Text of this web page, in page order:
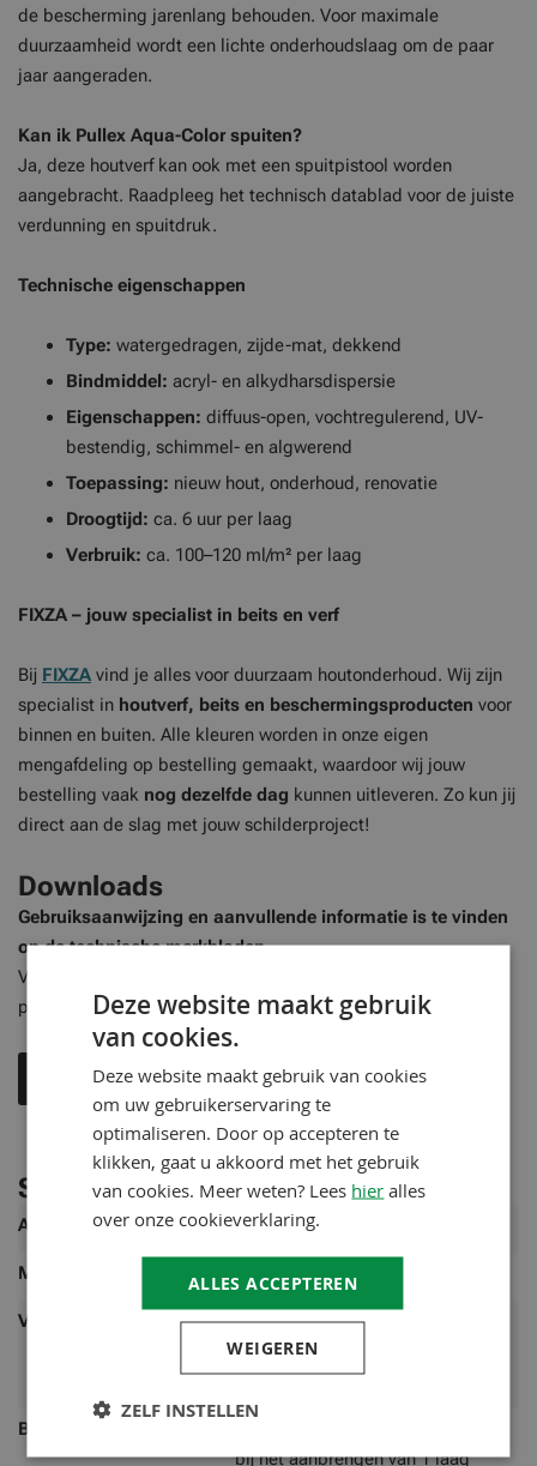
de bescherming jarenlang behouden. Voor maximale
duurzaamheid wordt een lichte onderhoudslaag om de paar
jaar aangeraden.
Kan ik Pullex Aqua-Color spuiten?
Ja, deze houtverf kan ook met een spuitpistool worden
aangebracht. Raadpleeg het technisch datablad voor de juiste
verdunning en spuitdruk.
Technische eigenschappen
Type: watergedragen, zijde-mat, dekkend
Bindmiddel: acryl- en alkydharsdispersie
Eigenschappen: diffuus-open, vochtregulerend, UV-
bestendig, schimmel- en algwerend
Toepassing: nieuw hout, onderhoud, renovatie
Droogtijd: ca. 6 uur per laag
Verbruik: ca. 100–120 ml/m² per laag
FIXZA – jouw specialist in beits en verf
Bij FIXZA vind je alles voor duurzaam houtonderhoud. Wij zijn
specialist in houtverf, beits en beschermingsproducten voor
binnen en buiten. Alle kleuren worden in onze eigen
mengafdeling op bestelling gemaakt, waardoor wij jouw
bestelling vaak nog dezelfde dag kunnen uitleveren. Zo kun jij
direct aan de slag met jouw schilderproject!
Downloads
Gebruiksaanwijzing en aanvullende informatie is te vinden
op de technische merkbladen
Voor gebruik altijd technisch merkblad raadplegen en een
proef opzetten
Technisch merkblad
Specificaties
Meer
Artikelnummer 53253016
Merk ADLER
Verbruik
100 ml/m² per laag Verbruik
afhankelijk van de ondergrond, zie
toepassingsvoorbeelden.
Bereik
bij het aanbrengen van 1 laag
Deze website maakt gebruik
van cookies.
Deze website maakt gebruik van cookies
om uw gebruikerservaring te
optimaliseren. Door op accepteren te
klikken, gaat u akkoord met het gebruik
van cookies. Meer weten? Lees hier alles
over onze cookieverklaring.
ALLES ACCEPTEREN
WEIGEREN
ZELF INSTELLEN